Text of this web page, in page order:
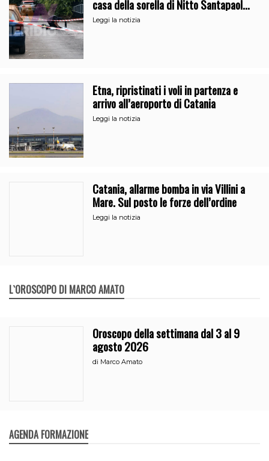
casa della sorella di Nitto Santapaola.
Le indagini
Leggi la notizia
Etna, ripristinati i voli in partenza e
arrivo all’aeroporto di Catania
Leggi la notizia
Catania, allarme bomba in via Villini a
Mare. Sul posto le forze dell’ordine
Leggi la notizia
L`OROSCOPO DI MARCO AMATO
Oroscopo della settimana dal 3 al 9
agosto 2026
di Marco Amato
AGENDA FORMAZIONE